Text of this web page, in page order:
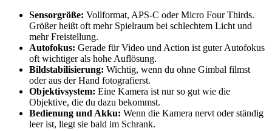
Sensorgröße: Vollformat, APS-C oder Micro Four Thirds.
Größer heißt oft mehr Spielraum bei schlechtem Licht und
mehr Freistellung.
Autofokus: Gerade für Video und Action ist guter Autofokus
oft wichtiger als hohe Auflösung.
Bildstabilisierung: Wichtig, wenn du ohne Gimbal filmst
oder aus der Hand fotografierst.
Objektivsystem: Eine Kamera ist nur so gut wie die
Objektive, die du dazu bekommst.
Bedienung und Akku: Wenn die Kamera nervt oder ständig
leer ist, liegt sie bald im Schrank.